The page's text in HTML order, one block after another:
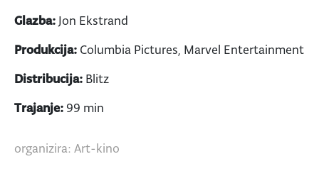
Glazba: Jon Ekstrand
Produkcija: Columbia Pictures, Marvel Entertainment
Distribucija: Blitz
Trajanje: 99 min
organizira: Art-kino